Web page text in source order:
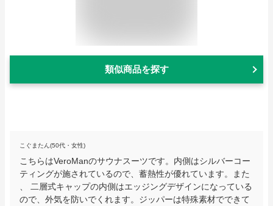
類似商品を探す
こぐまたん(50代・女性)
こちらはVeroManのサウナスーツです。内側はシルバーコー
ティングが施されているので、蓄熱性が優れています。また
、 二層式キャップの内側はエッジングデザインになっている
ので、外気を防いでくれます。ジッパーは特殊素材でできて